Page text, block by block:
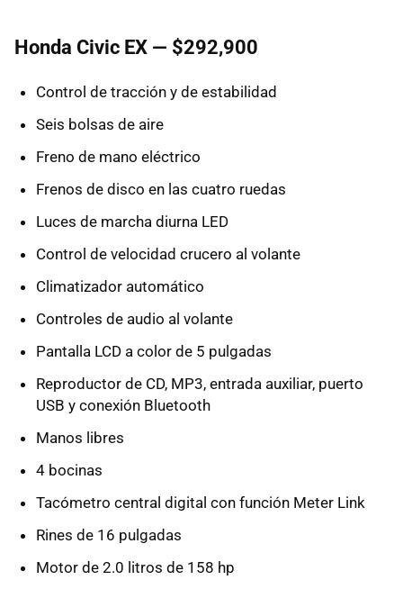
Honda Civic EX — $292,900
Control de tracción y de estabilidad
Seis bolsas de aire
Freno de mano eléctrico
Frenos de disco en las cuatro ruedas
Luces de marcha diurna LED
Control de velocidad crucero al volante
Climatizador automático
Controles de audio al volante
Pantalla LCD a color de 5 pulgadas
Reproductor de CD, MP3, entrada auxiliar, puerto
USB y conexión Bluetooth
Manos libres
4 bocinas
Tacómetro central digital con función Meter Link
Rines de 16 pulgadas
Motor de 2.0 litros de 158 hp